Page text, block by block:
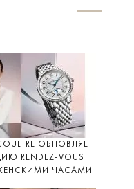
ОБНОВЛЯЕТ
RENDEZ-VOUS
ЧАСАМИ